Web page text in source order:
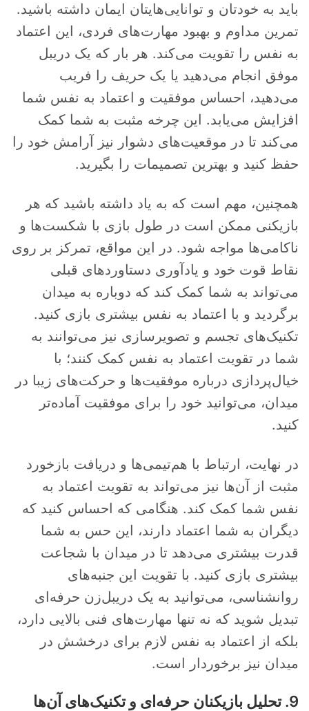
باید به خودتان و توانایی‌هایتان ایمان داشته باشید.
تمرین مداوم و بهبود مهارت‌های فردی، این اعتماد
به نفس را تقویت می‌کند. هر بار که یک دریبل
موفق انجام می‌دهید یا یک حریف را فریب
می‌دهید، احساس موفقیت و اعتماد به نفس شما
افزایش می‌یابد. این چرخه مثبت به شما کمک
می‌کند تا در موقعیت‌های دشوار نیز آرامش خود را
حفظ کنید و بهترین تصمیمات را بگیرید.
همچنین، مهم است که به یاد داشته باشید که هر
بازیکنی ممکن است در طول بازی با شکست‌ها و
ناکامی‌ها مواجه شود. در این مواقع، تمرکز بر روی
نقاط قوت خود و یادآوری دستاوردهای قبلی
می‌تواند به شما کمک کند که دوباره به میدان
برگردید و با اعتماد به نفس بیشتری بازی کنید.
تکنیک‌های تجسم و تصویرسازی نیز می‌توانند به
شما در تقویت اعتماد به نفس کمک کنند؛ با
خیال‌پردازی درباره موفقیت‌ها و حرکت‌های زیبا در
میدان، می‌توانید خود را برای موفقیت آماده‌تر
کنید.
در نهایت، ارتباط با هم‌تیمی‌ها و دریافت بازخورد
مثبت از آن‌ها نیز می‌تواند به تقویت اعتماد به
نفس شما کمک کند. هنگامی که احساس کنید که
دیگران به شما اعتماد دارند، این حس به شما
قدرت بیشتری می‌دهد تا در میدان با شجاعت
بیشتری بازی کنید. با تقویت این جنبه‌های
روانشناسی، می‌توانید به یک دریبل‌زن حرفه‌ای
تبدیل شوید که نه تنها مهارت‌های فنی بالایی دارد،
بلکه از اعتماد به نفس لازم برای درخشش در
میدان نیز برخوردار است.
9. تحلیل بازیکنان حرفه‌ای و تکنیک‌های آن‌ها